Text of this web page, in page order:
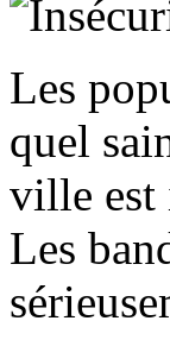
Les
quel
ville est
Les